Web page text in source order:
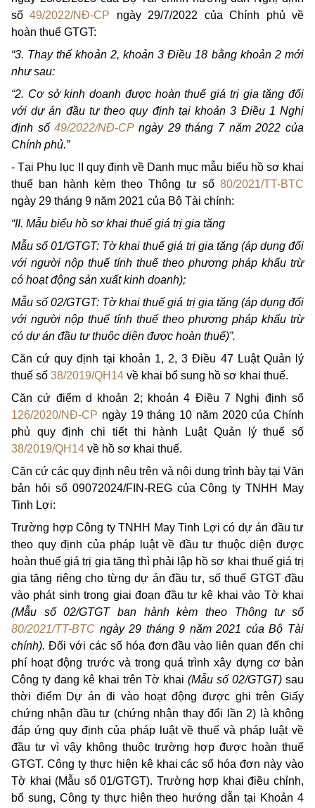
số49/2022/NĐ-CP ngày 29/7/2022 của Chính phủ về
hoàn thuế GTGT:
“3. Thay thế khoản 2, khoản 3 Điều 18 bằng khoản 2 mới
như sau:
“2. Cơ sở kinh doanh được hoàn thuế giá trị gia tăng đối
với dự án đầu tư theo quy định tại khoản 3 Điều 1 Nghị
định số49/2022/NĐ-CPngày 29 tháng 7 năm 2022 của
Chính phủ.”
- Tại Phụ lục II quy định về Danh mục mẫu biểu hồ sơ khai
thuế ban hành kèm theo Thông tư số 80/2021/TT-BTC
ngày 29 tháng 9 năm 2021 của Bộ Tài chính:
“II. Mẫu biểu hồ sơ khai thuế giá trị gia tăng
Mẫu số 01/GTGT: Tờ khai thuế giá trị gia tăng (áp dụng đối
với người nộp thuế tính thuế theo phương pháp khấu trừ
có hoạt động sản xuất kinh doanh);
Mẫu số 02/GTGT: Tờ khai thuế giá trị gia tăng (áp dụng đối
với người nộp thuế tính thuế theo phương pháp khấu trừ
có dự án đầu tư thuộc diện được hoàn thuế)”.
Căn cứ quy định tại khoản 1, 2, 3 Điều 47 Luật Quản lý
thuế số 38/2019/QH14 về khai bổ sung hồ sơ khai thuế.
Căn cứ điểm d khoản 2; khoản 4 Điều 7 Nghị định số
126/2020/NĐ-CP ngày 19 tháng 10 năm 2020 của Chính
phủ quy định chi tiết thi hành Luật Quản lý thuế số
38/2019/QH14 về hồ sơ khai thuế.
Căn cứ các quy định nêu trên và nội dung trình bày tại Văn
bản hỏi số 09072024/FIN-REG của Công ty TNHH May
Tinh Lợi:
Trường hợp Công ty TNHH May Tinh Lợi có dự án đầu tư
theo quy định của pháp luật về đầu tư thuộc diện được
hoàn thuế giá trị gia tăng thì phải lập hồ sơ khai thuế giá trị
gia tăng riêng cho từng dự án đầu tư, số thuế GTGT đầu
vào phát sinh trong giai đoạn đầu tư kê khai vào Tờ khai
(Mẫu số 02/GTGT ban hành kèm theo Thông tư số
80/2021/TT-BTC ngày 29 tháng 9 năm 2021 của Bộ Tài
chính). Đối với các số hóa đơn đầu vào liên quan đến chi
phí hoạt động trước và trong quá trình xây dựng cơ bản
Công ty đang kê khai trên Tờ khai(Mẫu số 02/GTGT) sau
thời điểm Dự án đi vào hoạt động được ghi trên Giấy
chứng nhận đầu tư (chứng nhận thay đổi lần 2) là không
đáp ứng quy định của pháp luật về thuế và pháp luật về
đầu tư vì vậy không thuộc trường hợp được hoàn thuế
GTGT. Công ty thực hiện kê khai các số hóa đơn này vào
Tờ khai (Mẫu số 01/GTGT). Trường hợp khai điều chỉnh,
bổ sung, Công ty thực hiện theo hướng dẫn tại Khoản 4